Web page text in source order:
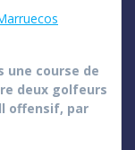
une course de
deux golfeurs
offensif, par